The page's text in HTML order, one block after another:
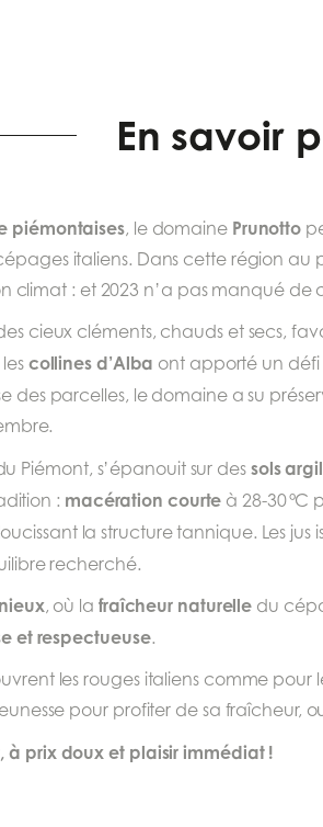
En savoir
piémontaises, le domaine Prunotto
italiens. Dans cette région au
climat : et 2023 n’a pas manqué de
cieux cléments, chauds et secs,
collines d’Alba ont apporté un
des parcelles, le domaine a su
Piémont, s’épanouit sur des sols
: macération courte à 28-30 °C
la structure tannique. Les jus
recherché.
, où la fraîcheur naturelle du
et respectueuse.
les rouges italiens comme
pour profiter de sa fraîcheur,
à prix doux et plaisir immédiat !